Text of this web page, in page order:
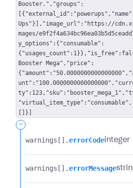
Booster.","groups":
Ups"}],"image_url":"https://
mages/
y_options":{"consumable":
Booster Mega","price":
[]}]
-
warnings[].​errorCode integer
warnings[].​errorMessage